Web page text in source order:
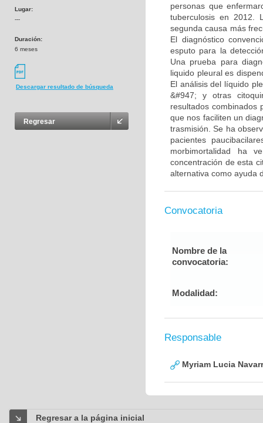
Lugar:
---
Duración:
6 meses
Descargar resultado de búsqueda
Regresar
personas que
tuberculosis en 2012.
segunda causa más
El diagnóstico
esputo para la
Una prueba para
liquido pleural es
El análisis del líquido
&#947; y otras
resultados combinados
que nos faciliten un
trasmisión. Se ha
pacientes
morbimortalidad ha
concentración de esta
alternativa como ayuda
Convocatoria
Nombre de la
convocatoria:
Modalidad:
Responsable
Myriam Lucia
Regresar a la página inicial